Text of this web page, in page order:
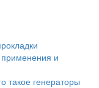
и
такое генераторы